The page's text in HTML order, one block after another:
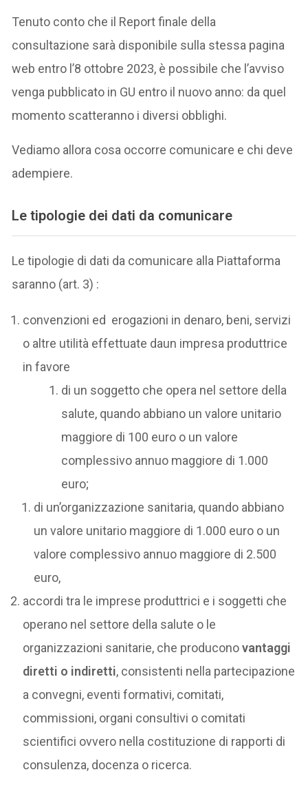
Tenuto conto che il Report finale della
consultazione sarà disponibile sulla stessa pagina
web entro l’8 ottobre 2023, è possibile che l’avviso
venga pubblicato in GU entro il nuovo anno: da quel
momento scatteranno i diversi obblighi.
Vediamo allora cosa occorre comunicare e chi deve
adempiere.
Le tipologie dei dati da comunicare
Le tipologie di dati da comunicare alla Piattaforma
saranno (art. 3) :
convenzioni ed erogazioni in denaro, beni, servizi
o altre utilità effettuate daun impresa produttrice
in favore
di un soggetto che opera nel settore della
salute, quando abbiano un valore unitario
maggiore di 100 euro o un valore
complessivo annuo maggiore di 1.000
euro;
di un’organizzazione sanitaria, quando abbiano
un valore unitario maggiore di 1.000 euro o un
valore complessivo annuo maggiore di 2.500
euro,
accordi tra le imprese produttrici e i soggetti che
operano nel settore della salute o le
organizzazioni sanitarie, che produconovantaggi
diretti o indiretti, consistenti nella partecipazione
a convegni, eventi formativi, comitati,
commissioni, organi consultivi o comitati
scientifici ovvero nella costituzione di rapporti di
consulenza, docenza o ricerca.